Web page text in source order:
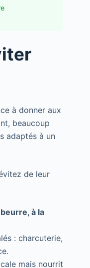
à donner aux
beaucoup
adaptés à un
de leur
à la
: charcuterie,
mais nourrit